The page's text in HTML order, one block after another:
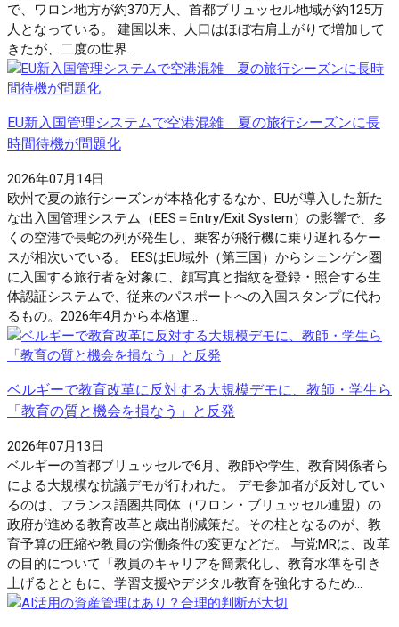
で、ワロン地方が約370万人、首都ブリュッセル地域が約125万
人となっている。 建国以来、人口はほぼ右肩上がりで増加して
きたが、二度の世界...
EU新入国管理システムで空港混雑 夏の旅行シーズンに長
時間待機が問題化
2026年07月14日
欧州で夏の旅行シーズンが本格化するなか、EUが導入した新た
な出入国管理システム（EES＝Entry/Exit System）の影響で、多
くの空港で長蛇の列が発生し、乗客が飛行機に乗り遅れるケー
スが相次いでいる。 EESはEU域外（第三国）からシェンゲン圏
に入国する旅行者を対象に、顔写真と指紋を登録・照合する生
体認証システムで、従来のパスポートへの入国スタンプに代わ
るもの。2026年4月から本格運...
ベルギーで教育改革に反対する大規模デモに、教師・学生ら
「教育の質と機会を損なう」と反発
2026年07月13日
ベルギーの首都ブリュッセルで6月、教師や学生、教育関係者ら
による大規模な抗議デモが行われた。 デモ参加者が反対してい
るのは、フランス語圏共同体（ワロン・ブリュッセル連盟）の
政府が進める教育改革と歳出削減策だ。その柱となるのが、教
育予算の圧縮や教員の労働条件の変更などだ。 与党MRは、改革
の目的について「教員のキャリアを簡素化し、教育水準を引き
上げるとともに、学習支援やデジタル教育を強化するため...